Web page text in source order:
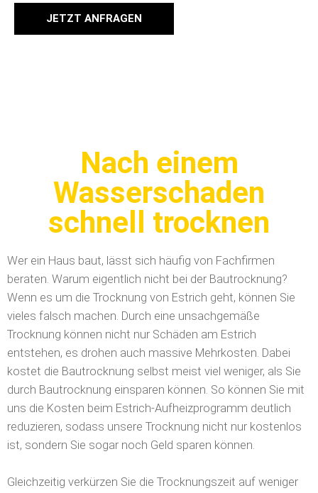
JETZT ANFRAGEN
Nach einem
Wasserschaden
schnell trocknen
Wer ein Haus baut, lässt sich häufig von Fachfirmen
beraten. Warum eigentlich nicht bei der Bautrocknung?
Wenn es um die Trocknung von Estrich geht, können Sie
vieles falsch machen. Durch eine unsachgemäße
Trocknung können nicht nur Schäden am Estrich
entstehen, es drohen auch massive Mehrkosten. Dabei
kostet die Bautrocknung selbst meist viel weniger, als Sie
durch Bautrocknung einsparen können. So können Sie mit
uns die Kosten beim Estrich-Aufheizprogramm deutlich
reduzieren, sodass unsere Trocknung nicht nur kostenlos
ist, sondern Sie sogar noch Geld sparen können.
Gleichzeitig verkürzen Sie die Trocknungszeit auf weniger